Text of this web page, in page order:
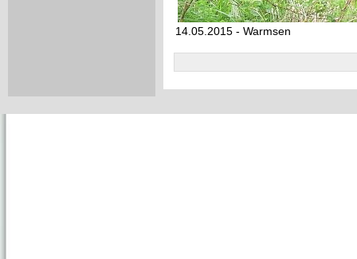
14.05.2015 - Warmsen